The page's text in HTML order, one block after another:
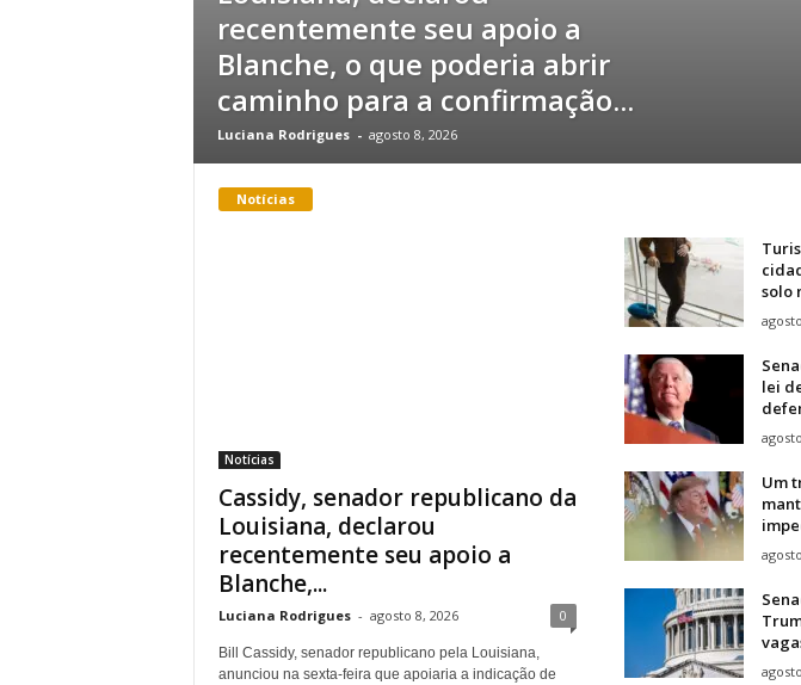
recentemente seu apoio a
Blanche, o que poderia abrir
caminho para a confirmação...
Luciana Rodrigues - agosto 8, 2026
Notícias
Notícias
Cassidy, senador republicano da
Louisiana, declarou
recentemente seu apoio a
Blanche,...
Luciana Rodrigues - agosto 8, 2026 0
Bill Cassidy, senador republicano pela Louisiana,
anunciou na sexta-feira que apoiaria a indicação de
solo
lei
Um